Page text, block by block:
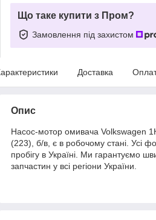
Що таке купити з Пром?
Замовлення під захистом
Доставка
Опис
Насос-мотор омивача Volkswagen
(223), б/в, є в робочому стані. Усі
пробігу в Україні. Ми гарантуємо
запчастин у всі регіони України.